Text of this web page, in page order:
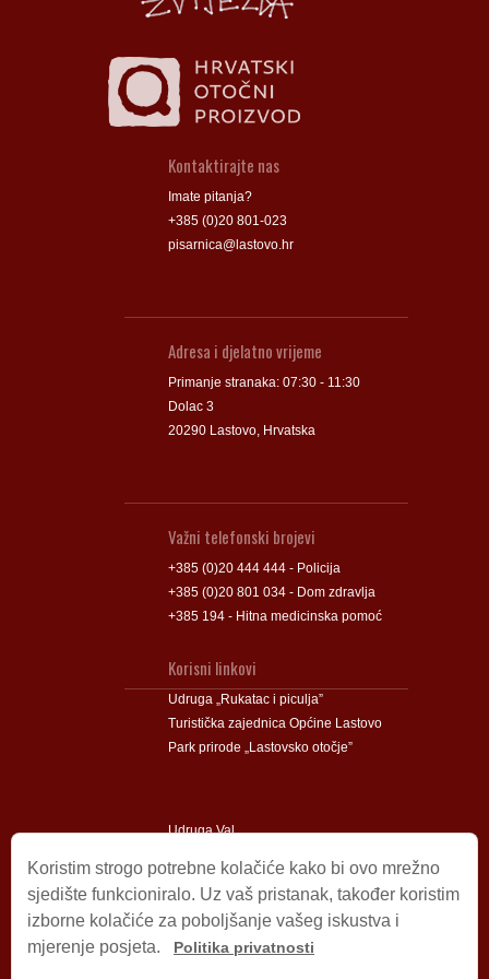
Kontaktirajte nas
Imate pitanja?
+385 (0)20 801-023
pisarnica@lastovo.hr
Adresa i djelatno vrijeme
Primanje stranaka: 07:30 - 11:30
Dolac 3
20290 Lastovo, Hrvatska
Važni telefonski brojevi
+385 (0)20 444 444 - Policija
+385 (0)20 801 034 - Dom zdravlja
+385 194 - Hitna medicinska pomoć
Korisni linkovi
Udruga „Rukatac i piculja”
Turistička zajednica Općine Lastovo
Park prirode „Lastovsko otočje”
Udruga Val
Impressum
© 2009 – 2026 Općina Lastovo.
Koristim strogo potrebne kolačiće kako bi ovo mrežno
sjedište funkcioniralo. Uz vaš pristanak, također koristim
izborne kolačiće za poboljšanje vašeg iskustva i
mjerenje posjeta.
Politika privatnosti